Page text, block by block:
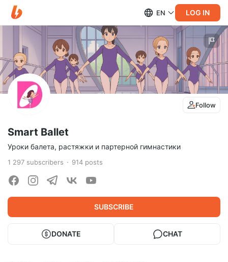
EN LOG IN
Follow
Smart Ballet
Уроки балета, растяжки и партерной гимнастики
1 297 subscribers 914 posts
SUBSCRIBE
DONATE CHAT